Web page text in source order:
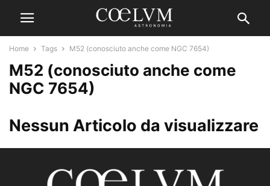
Home Tags M52 (conosciuto anche come NGC 7654)
M52 (conosciuto anche come
NGC 7654)
Nessun Articolo da visualizzare